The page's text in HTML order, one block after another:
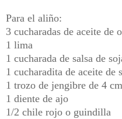
Para el aliño:
3 cucharadas de aceite de
1 lima
1 cucharada de salsa de
1 cucharadita de aceite de
1 trozo de jengibre de 4 cm
1 diente de ajo
1/2 chile rojo o guindilla